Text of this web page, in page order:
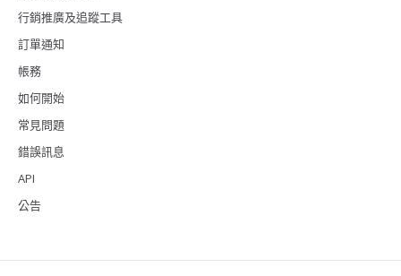
行銷推廣及追蹤工具
訂單通知
帳務
如何開始
常見問題
錯誤訊息
API
公告